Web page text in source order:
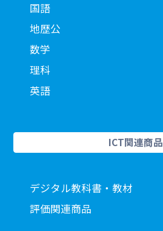
国語
地歴公
数学
理科
英語
ICT関連商品
デジタル教科書・教材
評価関連商品